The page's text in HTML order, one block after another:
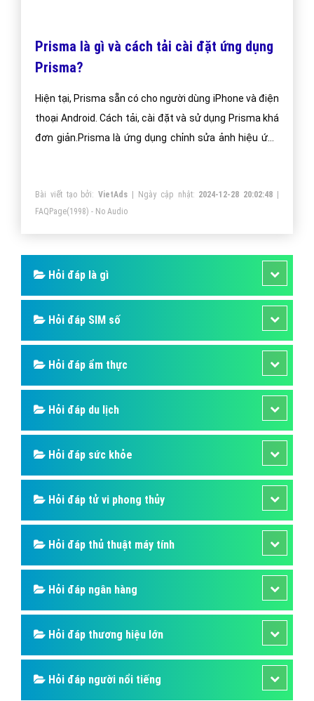
Prisma là gì và cách tải cài đặt ứng dụng
Prisma?
Hiện tại, Prisma sẵn có cho người dùng iPhone và điện
thoại Android. Cách tải, cài đặt và sử dụng Prisma khá
đơn giản.Prisma là ứng dụng chỉnh sửa ảnh hiệu ứng
công ty Prisma Labs phát triển và sẵn có trên Google
Play và App Store.
Bài viết tạo bởi:VietAds | Ngày cập nhật: 2024-12-28 20:02:48 |
FAQPage(1998) - No Audio
Hỏi đáp là gì
Hỏi đáp SIM số
Hỏi đáp ẩm thực
Hỏi đáp du lịch
Hỏi đáp sức khỏe
Hỏi đáp tử vi phong thủy
Hỏi đáp thủ thuật máy tính
Hỏi đáp ngân hàng
Hỏi đáp thương hiệu lớn
Hỏi đáp người nổi tiếng